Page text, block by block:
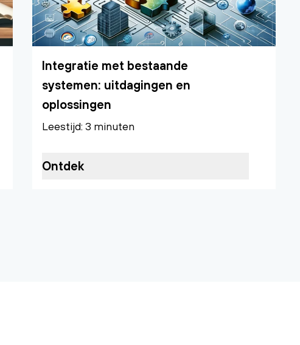
Integratie met bestaande
systemen: uitdagingen en
oplossingen
Leestijd: 3 minuten
Ontdek